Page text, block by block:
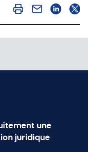
une
juridique